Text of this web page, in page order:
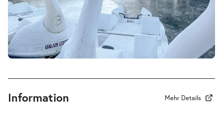
Werther & Lotte & Albert-
15.12.2026
Di. 15.12.2026
Tickets
Information Mehr Details